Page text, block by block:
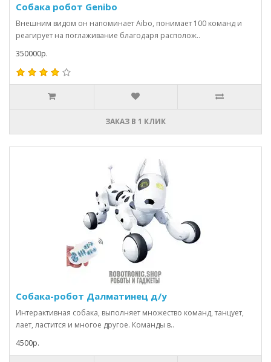
Собака робот Genibo
Внешним видом он напоминает Aibo, понимает 100 команд и
реагирует на поглаживание благодаря располож..
350000р.
ЗАКАЗ В 1 КЛИК
Собака-робот Далматинец д/у
Интерактивная собака, выполняет множество команд, танцует,
лает, ластится и многое другое. Команды в..
4500р.